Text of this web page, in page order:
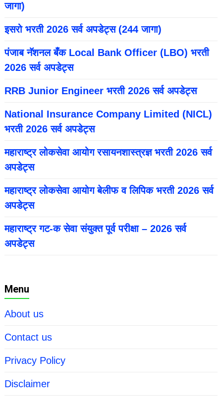
जागा)
इसरो भरती 2026 सर्व अपडेट्स (244 जागा)
पंजाब नॅशनल बँक Local Bank Officer (LBO) भरती
2026 सर्व अपडेट्स
RRB Junior Engineer भरती 2026 सर्व अपडेट्स
National Insurance Company Limited (NICL)
भरती 2026 सर्व अपडेट्स
महाराष्ट्र लोकसेवा आयोग रसायनशास्त्रज्ञ भरती 2026 सर्व
अपडेट्स
महाराष्ट्र लोकसेवा आयोग बेलीफ व लिपिक भरती 2026 सर्व
अपडेट्स
महाराष्ट्र गट-क सेवा संयुक्त पूर्व परीक्षा – 2026 सर्व
अपडेट्स
Menu
About us
Contact us
Privacy Policy
Disclaimer